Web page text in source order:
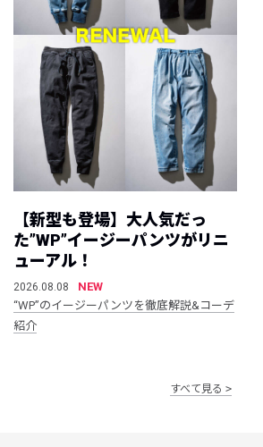
【新型も登場】大人気だっ
た”WP”イージーパンツがリニ
ューアル！
2026.08.08
NEW
“WP”のイージーパンツを徹底解説&コーデ
紹介
すべて見る